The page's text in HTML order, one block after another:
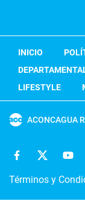
INICIO
LIFESTYLE
ACONCAGUA
Términos y